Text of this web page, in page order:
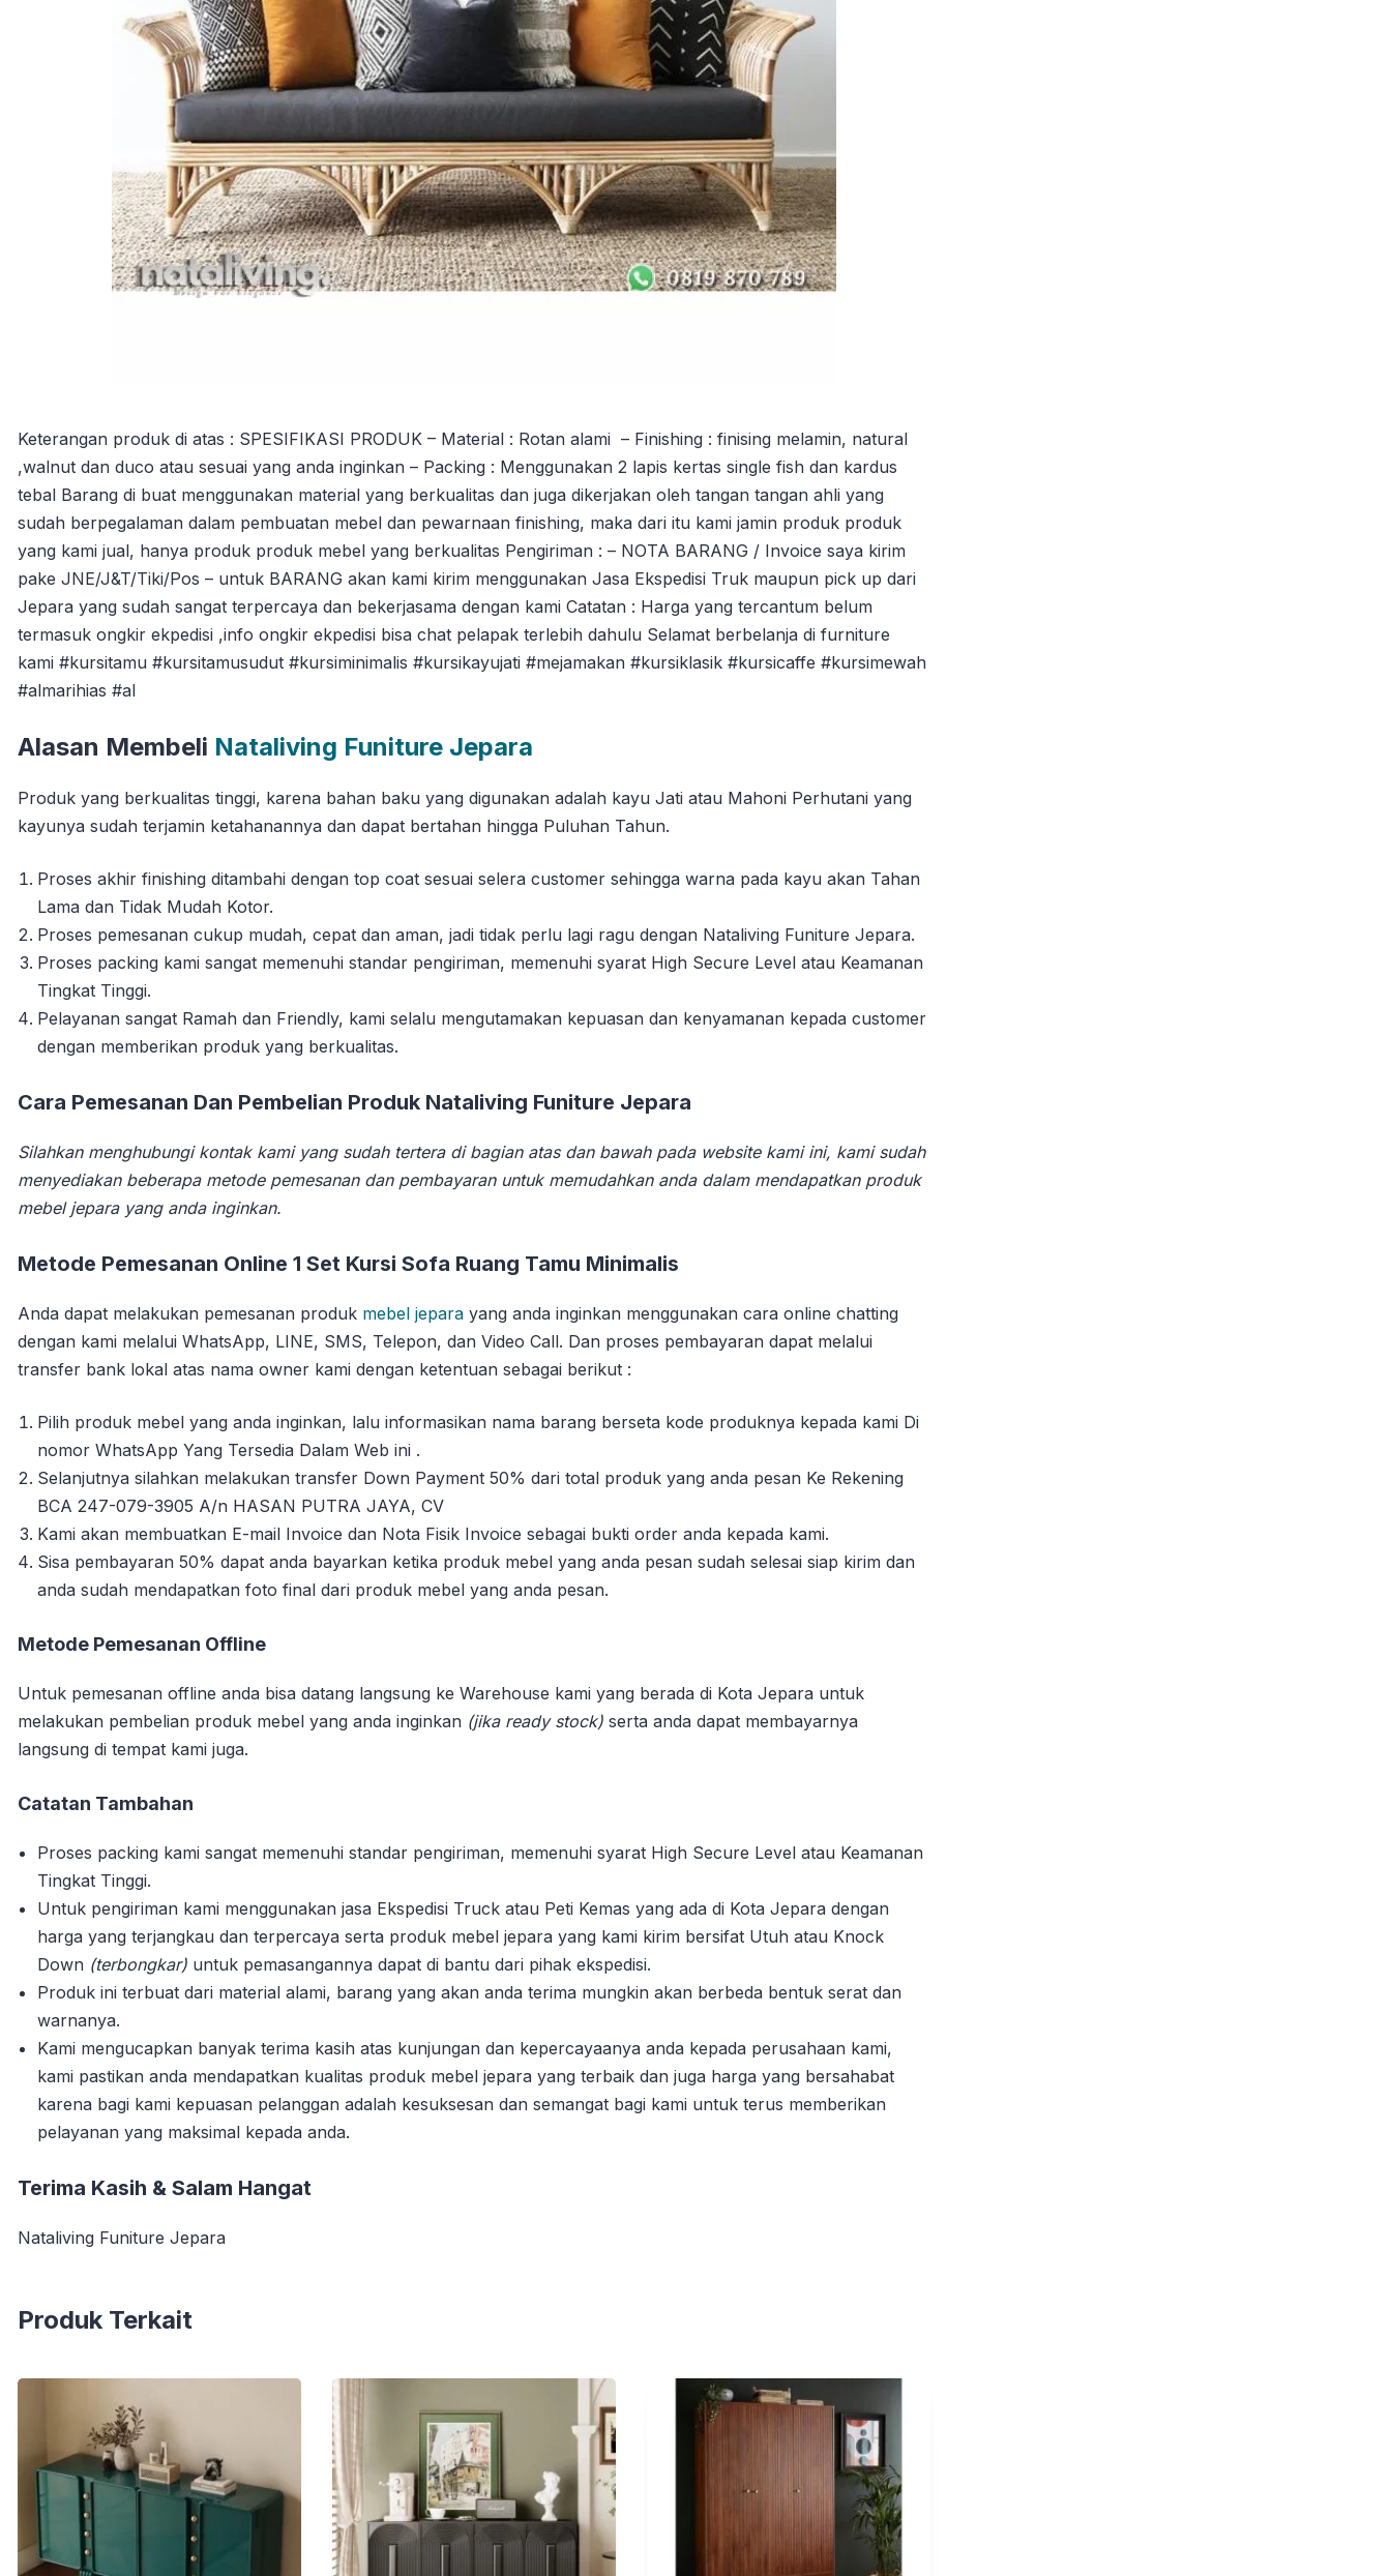
Keterangan produk di atas : SPESIFIKASI PRODUK – Material : Rotan alami – Finishing : finising melamin, natural
,walnut dan duco atau sesuai yang anda inginkan – Packing : Menggunakan 2 lapis kertas single fish dan kardus
tebal Barang di buat menggunakan material yang berkualitas dan juga dikerjakan oleh tangan tangan ahli yang
sudah berpegalaman dalam pembuatan mebel dan pewarnaan finishing, maka dari itu kami jamin produk produk
yang kami jual, hanya produk produk mebel yang berkualitas Pengiriman : – NOTA BARANG / Invoice saya kirim
pake JNE/J&T/Tiki/Pos – untuk BARANG akan kami kirim menggunakan Jasa Ekspedisi Truk maupun pick up dari
Jepara yang sudah sangat terpercaya dan bekerjasama dengan kami Catatan : Harga yang tercantum belum
termasuk ongkir ekpedisi ,info ongkir ekpedisi bisa chat pelapak terlebih dahulu Selamat berbelanja di furniture
kami #kursitamu #kursitamusudut #kursiminimalis #kursikayujati #mejamakan #kursiklasik #kursicaffe #kursimewah
#almarihias #al
Alasan Membeli Nataliving Funiture Jepara
Produk yang berkualitas tinggi, karena bahan baku yang digunakan adalah kayu Jati atau Mahoni Perhutani yang
kayunya sudah terjamin ketahanannya dan dapat bertahan hingga Puluhan Tahun.
Proses akhir finishing ditambahi dengan top coat sesuai selera customer sehingga warna pada kayu akan Tahan
Lama dan Tidak Mudah Kotor.
Proses pemesanan cukup mudah, cepat dan aman, jadi tidak perlu lagi ragu dengan Nataliving Funiture Jepara.
Proses packing kami sangat memenuhi standar pengiriman, memenuhi syarat High Secure Level atau Keamanan
Tingkat Tinggi.
Pelayanan sangat Ramah dan Friendly, kami selalu mengutamakan kepuasan dan kenyamanan kepada customer
dengan memberikan produk yang berkualitas.
Cara Pemesanan Dan Pembelian Produk Nataliving Funiture Jepara
Silahkan menghubungi kontak kami yang sudah tertera di bagian atas dan bawah pada website kami ini, kami sudah
menyediakan beberapa metode pemesanan dan pembayaran untuk memudahkan anda dalam mendapatkan produk
mebel jepara yang anda inginkan.
Metode Pemesanan Online 1 Set Kursi Sofa Ruang Tamu Minimalis
Anda dapat melakukan pemesanan produk mebel jepara yang anda inginkan menggunakan cara online chatting
dengan kami melalui WhatsApp, LINE, SMS, Telepon, dan Video Call. Dan proses pembayaran dapat melalui
transfer bank lokal atas nama owner kami dengan ketentuan sebagai berikut :
Pilih produk mebel yang anda inginkan, lalu informasikan nama barang berseta kode produknya kepada kami Di
nomor WhatsApp Yang Tersedia Dalam Web ini .
Selanjutnya silahkan melakukan transfer Down Payment 50% dari total produk yang anda pesan Ke Rekening
BCA 247-079-3905 A/n HASAN PUTRA JAYA, CV
Kami akan membuatkan E-mail Invoice dan Nota Fisik Invoice sebagai bukti order anda kepada kami.
Sisa pembayaran 50% dapat anda bayarkan ketika produk mebel yang anda pesan sudah selesai siap kirim dan
anda sudah mendapatkan foto final dari produk mebel yang anda pesan.
Metode Pemesanan Offline
Untuk pemesanan offline anda bisa datang langsung ke Warehouse kami yang berada di Kota Jepara untuk
melakukan pembelian produk mebel yang anda inginkan (jika ready stock) serta anda dapat membayarnya
langsung di tempat kami juga.
Catatan Tambahan
Proses packing kami sangat memenuhi standar pengiriman, memenuhi syarat High Secure Level atau Keamanan
Tingkat Tinggi.
Untuk pengiriman kami menggunakan jasa Ekspedisi Truck atau Peti Kemas yang ada di Kota Jepara dengan
harga yang terjangkau dan terpercaya serta produk mebel jepara yang kami kirim bersifat Utuh atau Knock
Down (terbongkar) untuk pemasangannya dapat di bantu dari pihak ekspedisi.
Produk ini terbuat dari material alami, barang yang akan anda terima mungkin akan berbeda bentuk serat dan
warnanya.
Kami mengucapkan banyak terima kasih atas kunjungan dan kepercayaanya anda kepada perusahaan kami,
kami pastikan anda mendapatkan kualitas produk mebel jepara yang terbaik dan juga harga yang bersahabat
karena bagi kami kepuasan pelanggan adalah kesuksesan dan semangat bagi kami untuk terus memberikan
pelayanan yang maksimal kepada anda.
Terima Kasih & Salam Hangat
Nataliving Funiture Jepara
Produk Terkait